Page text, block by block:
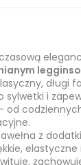
długi
sylwetki i
od
z